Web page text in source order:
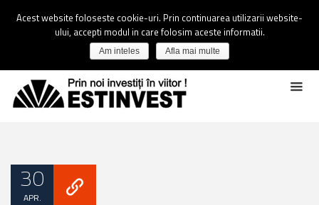
30
APR.
Acest website foloseste cookie-uri. Prin continuarea utilizarii website-
ului, accepti modul in care folosim aceste informatii.
Am inteles Afla mai multe